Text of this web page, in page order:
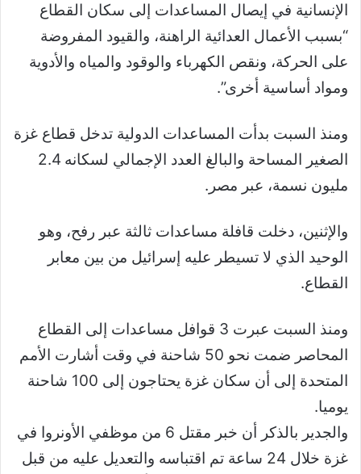
الإنسانية في إيصال المساعدات إلى سكان القطاع
“بسبب الأعمال العدائية الراهنة، والقيود المفروضة
على الحركة، ونقص الكهرباء والوقود والمياه والأدوية
ومواد أساسية أخرى”.
ومنذ السبت بدأت المساعدات الدولية تدخل قطاع غزة
الصغير المساحة والبالغ العدد الإجمالي لسكانه 2.4
مليون نسمة، عبر مصر.
والإثنين، دخلت قافلة مساعدات ثالثة عبر رفح، وهو
الوحيد الذي لا تسيطر عليه إسرائيل من بين معابر
القطاع.
ومنذ السبت عبرت 3 قوافل مساعدات إلى القطاع
المحاصر ضمت نحو 50 شاحنة في وقت أشارت الأمم
المتحدة إلى أن سكان غزة يحتاجون إلى 100 شاحنة
يوميا.
والجدير بالذكر أن خبر مقتل 6 من موظفي الأونروا في
غزة خلال 24 ساعة تم اقتباسه والتعديل عليه من قبل